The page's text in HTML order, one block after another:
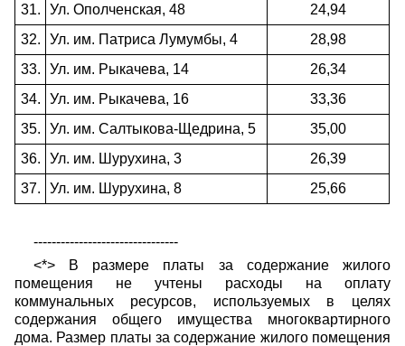
31.
Ул. Ополченская, 48
24,94
32.
Ул. им. Патриса Лумумбы, 4
28,98
33.
Ул. им. Рыкачева, 14
26,34
34.
Ул. им. Рыкачева, 16
33,36
35.
Ул. им. Салтыкова-Щедрина, 5
35,00
36.
Ул. им. Шурухина, 3
26,39
37.
Ул. им. Шурухина, 8 25,66
--------------------------------
<*> В размере платы за содержание жилого
помещения не учтены расходы на оплату
коммунальных ресурсов, используемых в целях
содержания общего имущества многоквартирного
дома. Размер платы за содержание жилого помещения